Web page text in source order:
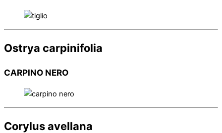
Ostrya carpinifolia
CARPINO NERO
Corylus avellana